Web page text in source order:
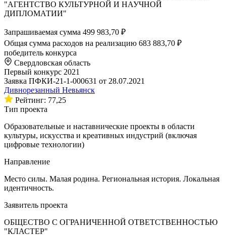
"АГЕНТСТВО КУЛЬТУРНОЙ И НАУЧНОЙ
ДИПЛОМАТИИ"
Запрашиваемая сумма 499 983,70 ₽
Общая сумма расходов на реализацию 683 883,70 ₽
победитель конкурса
Свердловская область
Первый конкурс 2021
Заявка ПФКИ-21-1-000631 от 28.07.2021
Дивнорезанный Невьянск
Рейтинг: 77,25
Тип проекта
Образовательные и наставнические проекты в области
культуры, искусства и креативных индустрий (включая
цифровые технологии)
Направление
Место силы. Малая родина. Региональная история. Локальная
идентичность.
Заявитель проекта
ОБЩЕСТВО С ОГРАНИЧЕННОЙ ОТВЕТСТВЕННОСТЬЮ
"КЛАСТЕР"